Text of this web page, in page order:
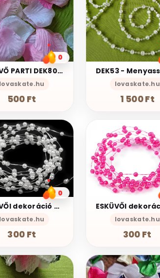
0
ESKÜVŐ PARTI DEK80C -100db-os textil virágszirom – rózsaszín árnyalatok mix
lovaskate.hu
500 Ft
lovaskate.hu
1 500 Ft
0
ESKÜVŐI dekoráció DEK52 – 3mm-es Fehér színű gyöngyös szilikonszál – méterre
lovaskate.hu
300 Ft
lovaskate.hu
300 Ft